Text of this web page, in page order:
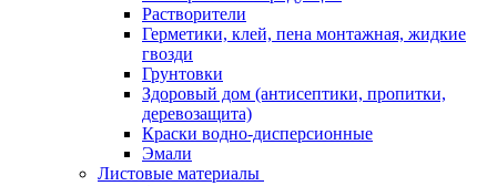
Растворители
Герметики, клей, пена монтажная, жидкие
гвозди
Грунтовки
Здоровый дом (антисептики, пропитки,
деревозащита)
Краски водно-дисперсионные
Эмали
Листовые материалы